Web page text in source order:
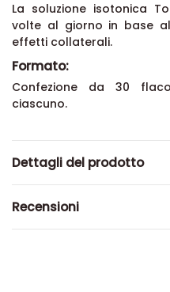
La soluzione isotonica
volte al giorno in base
effetti collaterali.
Formato:
Confezione da 30
ciascuno.
Dettagli del prodotto
Recensioni